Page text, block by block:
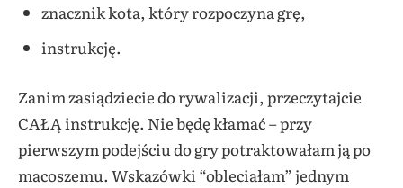
znacznik kota, który rozpoczyna grę,
instrukcję.
Zanim zasiądziecie do rywalizacji, przeczytajcie
CAŁĄ instrukcję. Nie będę kłamać – przy
pierwszym podejściu do gry potraktowałam ją po
macoszemu. Wskazówki “obleciałam” jednym